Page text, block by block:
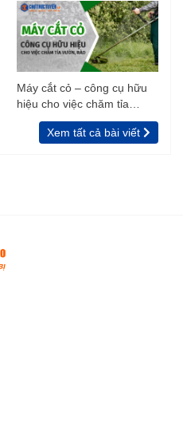
Máy cắt cỏ – công cụ hữu
hiệu cho việc chăm tỉa
vườn, rào
Xem tất cả bài viết